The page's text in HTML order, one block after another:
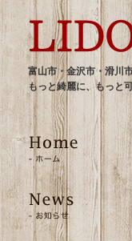
富山市・金沢市・滑川
もっと綺麗に、もっと